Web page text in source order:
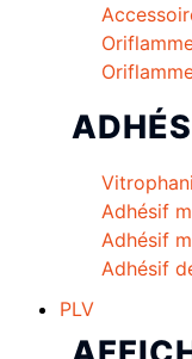
Adhésif
Adhésif
Adhésif
PLV